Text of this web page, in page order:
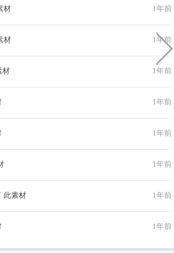
材 1年前
材 1年前
材 1年前
1年前
1年前
1年前
此素材 1年前
1年前